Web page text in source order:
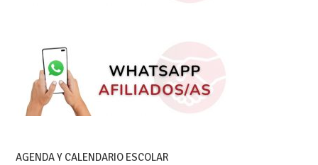
AGENDA Y CALENDARIO ESCOLAR